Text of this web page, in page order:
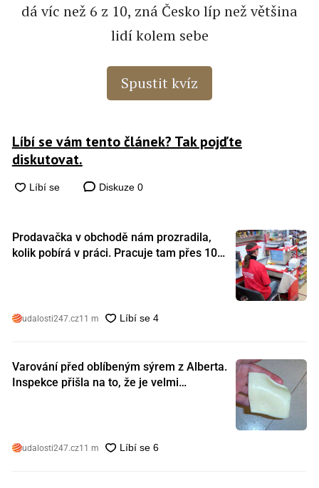
dá víc než 6 z 10, zná Česko líp než většina
lidí kolem sebe
Spustit kvíz
Líbí se vám tento článek? Tak pojďte
diskutovat.
Diskuze 0
Prodavačka v obchodě nám prozradila,
kolik pobírá v práci. Pracuje tam přes 10
udalosti247.cz11 m
Varování před oblíbeným sýrem z Alberta.
Inspekce přišla na to, že je velmi
udalosti247.cz11 m